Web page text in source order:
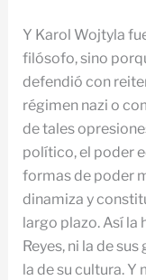
Y Karol Wojtyla
filósofo, sino
defendió con
régimen nazi o
de tales
político, el poder
formas de poder
dinamiza y
largo plazo. Así la
Reyes, ni la de
la de su cultura.